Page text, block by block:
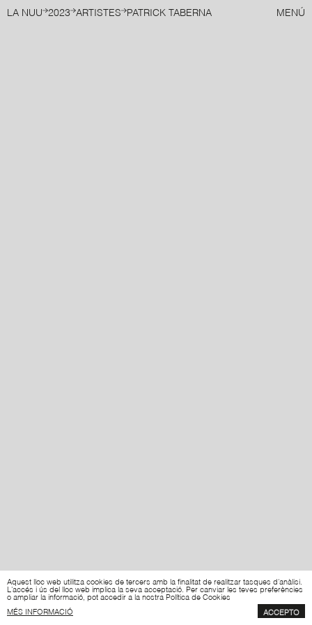
LA NUU 2023 ARTISTES PATRICK TABERNA MENÚ
Aquest lloc web utilitza cookies de tercers amb la finalitat de realitzar tasques d'anàlisi.
L'accés i ús del lloc web implica la seva acceptació. Per canviar les teves preferències
o ampliar la informació, pot accedir a la nostra Política de Cookies
MÉS INFORMACIÓ ACCEPTO